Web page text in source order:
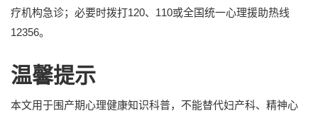
疗机构急诊；必要时拨打120、110或全国统一心理援助热线
12356。
温馨提示
本文用于围产期心理健康知识科普，不能替代妇产科、精神心